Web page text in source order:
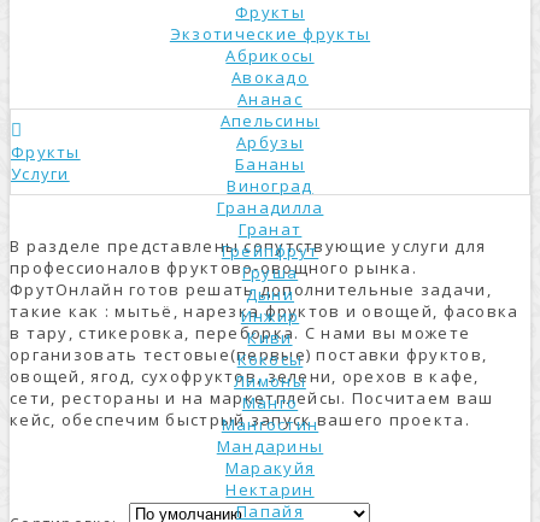
Фрукты
Экзотические фрукты
Абрикосы
Авокадо
Ананас
Апельсины
Арбузы
Бананы
Виноград
Гранадилла
Гранат
Грейпфрут
Груша
Дыни
Инжир
Киви
Кокосы
Лимоны
Манго
Мангостин
Мандарины
Маракуйя
Нектарин
Папайя
Фрукты
Услуги
В разделе представлены сопутствующие услуги для
профессионалов фруктово-овощного рынка.
ФрутОнлайн готов решать дополнительные задачи,
такие как : мытьё, нарезка фруктов и овощей, фасовка
в тару, стикеровка, переборка. С нами вы можете
организовать тестовые(первые) поставки фруктов,
овощей, ягод, сухофруктов, зелени, орехов в кафе,
сети, рестораны и на маркетплейсы. Посчитаем ваш
кейс, обеспечим быстрый запуск вашего проекта.